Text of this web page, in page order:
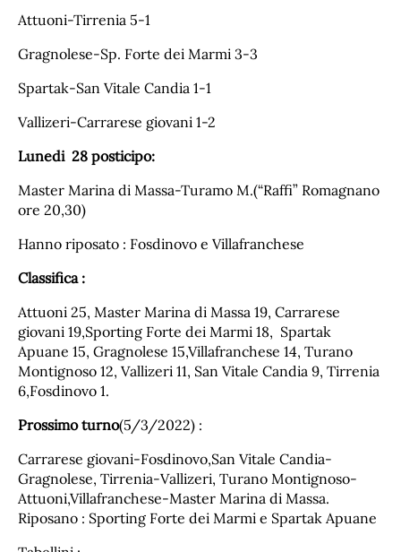
Attuoni-Tirrenia 5-1
Gragnolese-Sp. Forte dei Marmi 3-3
Spartak-San Vitale Candia 1-1
Vallizeri-Carrarese giovani 1-2
Lunedi 28 posticipo:
Master Marina di Massa-Turamo M.(“Raffi” Romagnano
ore 20,30)
Hanno riposato : Fosdinovo e Villafranchese
Classifica :
Attuoni 25, Master Marina di Massa 19, Carrarese
giovani 19,Sporting Forte dei Marmi 18, Spartak
Apuane 15, Gragnolese 15,Villafranchese 14, Turano
Montignoso 12, Vallizeri 11, San Vitale Candia 9, Tirrenia
6,Fosdinovo 1.
Prossimo turno(5/3/2022) :
Carrarese giovani-Fosdinovo,San Vitale Candia-
Gragnolese, Tirrenia-Vallizeri, Turano Montignoso-
Attuoni,Villafranchese-Master Marina di Massa.
Riposano : Sporting Forte dei Marmi e Spartak Apuane